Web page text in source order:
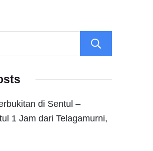
di Sentul –
1 Jam dari Telagamurni,